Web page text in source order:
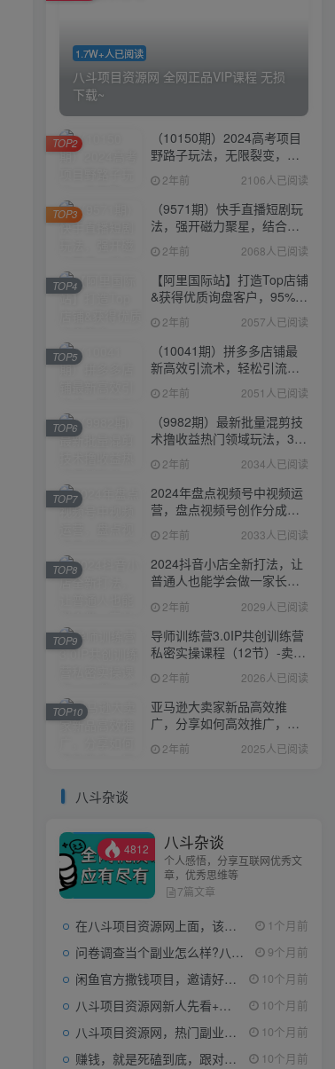
1.7W+人已阅读
八斗项目资源网 全网正品VIP课程 无损
下载~
（10150期）2024高考项目
野路子玩法，无限裂变，最
高一天1W＋！
2年前 2106人已阅读
TOP2
（9571期）快手直播短剧玩
法，强开磁力聚星，结合多
种变现方式日入600+
2年前 2068人已阅读
TOP3
【阿里国际站】打造Top店铺
&获得优质询盘客户，​95%的
国际站讲师不会说的运营技
巧 2年前 2057人已阅读
TOP4
（10041期）拼多多店铺最
新高效引流术，轻松引流
400+创业粉，精准日变现五
位数！
2年前 2051人已阅读
TOP5
（9982期）最新批量混剪技
术撸收益热门领域玩法，3分
钟一条原创视频，轻松日入
1000＋
2年前 2034人已阅读
TOP6
2024年盘点视频号中视频运
营，盘点视频号创作分成计
划，快速过原创日入300+
2年前 2033人已阅读
TOP7
2024抖音小店全新打法，让
普通人也能学会做一家长久
稳定赚钱的抖店
2年前 2029人已阅读
TOP8
导师训练营3.0IP共创训练营
私密实操课程（12节）-卖项
目的密码成功秘诀
2年前 2026人已阅读
TOP9
亚马逊大卖家新品高效推
广，分享如何高效推广，打
造百万美金爆款单品
2年前 2025人已阅读
TOP10
八斗杂谈
4812 八斗杂谈
个人感悟，分享互联网优秀文
章，优秀思维等
7篇文章
在八斗项目资源网上面，该看什么类型的赚钱项目 1个月前
问卷调查当个副业怎么样?八斗告诉你 9个月前
闲鱼官方撒钱项目，邀请好友领现金，单价1-8元，0成本可以当个小副业 10个月前
八斗项目资源网新人先看+领取【0撸小项目+互联网工具箱】 10个月前
八斗项目资源网，热门副业项目任你选，每日持续更新 10个月前
赚钱，就是死磕到底，跟对人做对事。 10个月前